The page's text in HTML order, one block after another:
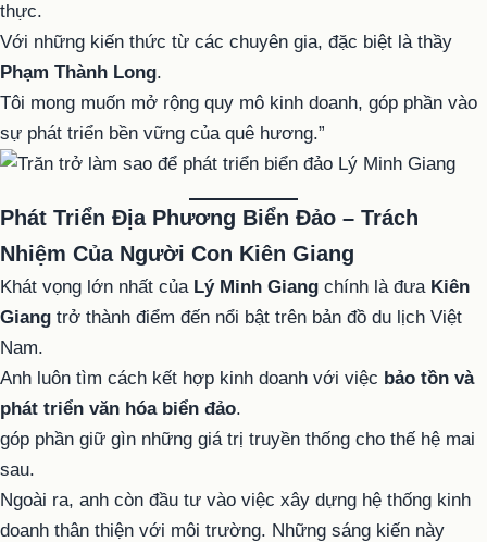
thực.
Với những kiến thức từ các chuyên gia, đặc biệt là thầy
Phạm Thành Long.
Tôi mong muốn mở rộng quy mô kinh doanh, góp phần vào
sự phát triển bền vững của quê hương.”
Phát Triển Địa Phương Biển Đảo – Trách
Nhiệm Của Người Con Kiên Giang
Khát vọng lớn nhất của Lý Minh Giang chính là đưa Kiên
Giang trở thành điểm đến nổi bật trên bản đồ du lịch Việt
Nam.
Anh luôn tìm cách kết hợp kinh doanh với việc bảo tồn và
phát triển văn hóa biển đảo.
góp phần giữ gìn những giá trị truyền thống cho thế hệ mai
sau.
Ngoài ra, anh còn đầu tư vào việc xây dựng hệ thống kinh
doanh thân thiện với môi trường. Những sáng kiến này